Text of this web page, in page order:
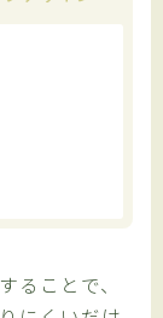
ることで、